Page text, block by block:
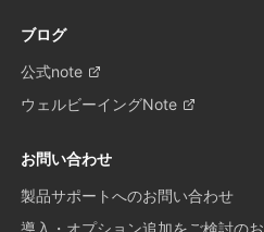
ブログ
公式note
ウェルビーイングNote
お問い合わせ
製品サポートへのお問い合わせ
導入・オプション追加をご検討のお